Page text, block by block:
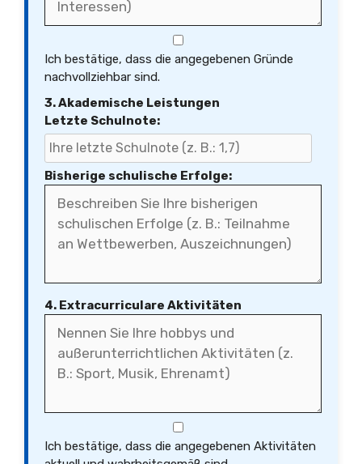
Ich bestätige, dass die angegebenen Gründe
nachvollziehbar sind.
3. Akademische Leistungen
Letzte Schulnote:
Bisherige schulische Erfolge:
4. Extracurriculare Aktivitäten
Ich bestätige, dass die angegebenen Aktivitäten